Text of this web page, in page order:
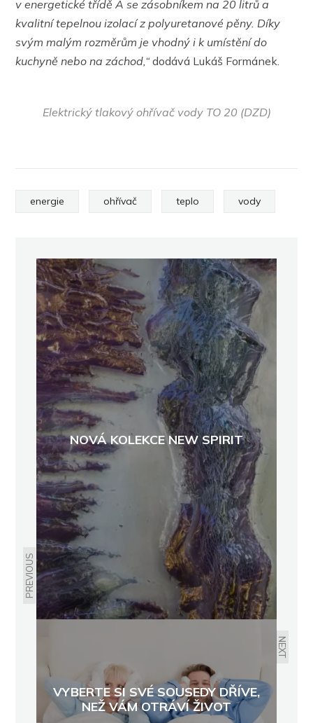
v energetické třídě A se zásobníkem na 20 litrů a
kvalitní tepelnou izolací z polyuretanové pěny. Díky
svým malým rozměrům je vhodný i k umístění do
kuchyně nebo na záchod,“dodává Lukáš Formánek.
Elektrický tlakový ohřívač vody TO 20 (DZD)
energie ohřívač teplo vody
PREVIOUS
NOVÁ KOLEKCE NEW SPIRIT
NEXT
VYBERTE SI SVÉ SOUSEDY DŘÍVE,
NEŽ VÁM OTRÁVÍ ŽIVOT